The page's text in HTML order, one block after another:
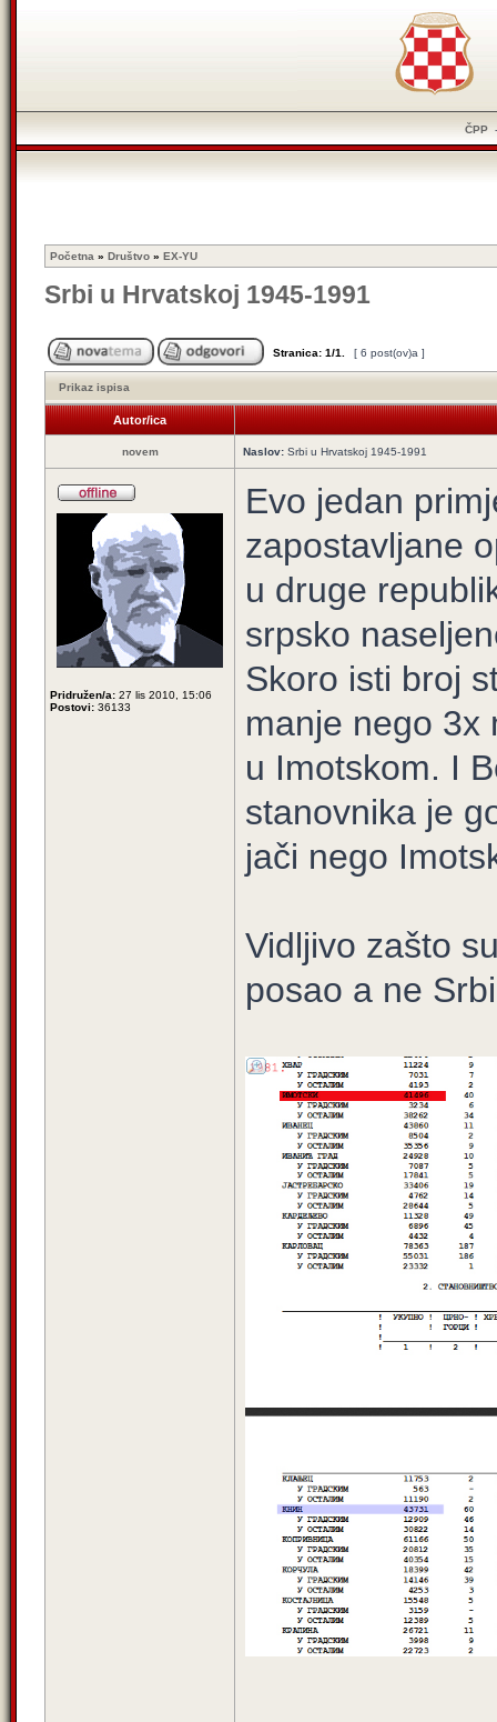
ČPP
Početna » Društvo » EX-YU
Srbi u Hrvatskoj 1945-1991
Stranica: 1/1 [ 6 post(ov)a ]
Prikaz ispisa
Autor/ica
novem Naslov: Srbi u Hrvatskoj 1945-1991
Pridružen/a: 27 lis 2010, 15:06
Postovi: 36133
Evo jedan
zapostavljane
u druge
srpsko
Skoro isti broj
manje nego 3x
u Imotskom. I
stanovnika je
jači nego
Vidljivo zašto
posao a ne